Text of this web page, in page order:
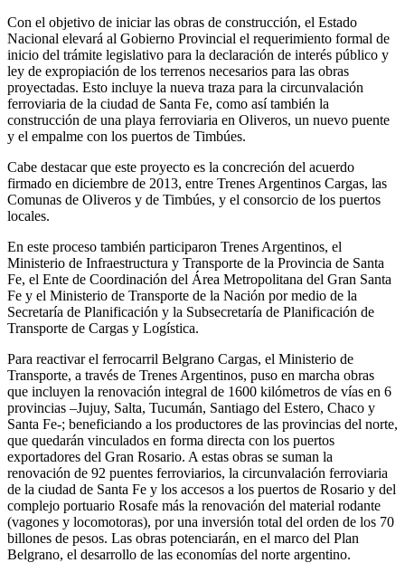
Con el objetivo de iniciar las obras de construcción, el Estado
Nacional elevará al Gobierno Provincial el requerimiento formal de
inicio del trámite legislativo para la declaración de interés público y
ley de expropiación de los terrenos necesarios para las obras
proyectadas. Esto incluye la nueva traza para la circunvalación
ferroviaria de la ciudad de Santa Fe, como así también la
construcción de una playa ferroviaria en Oliveros, un nuevo puente
y el empalme con los puertos de Timbúes.
Cabe destacar que este proyecto es la concreción del acuerdo
firmado en diciembre de 2013, entre Trenes Argentinos Cargas, las
Comunas de Oliveros y de Timbúes, y el consorcio de los puertos
locales.
En este proceso también participaron Trenes Argentinos, el
Ministerio de Infraestructura y Transporte de la Provincia de Santa
Fe, el Ente de Coordinación del Área Metropolitana del Gran Santa
Fe y el Ministerio de Transporte de la Nación por medio de la
Secretaría de Planificación y la Subsecretaría de Planificación de
Transporte de Cargas y Logística.
Para reactivar el ferrocarril Belgrano Cargas, el Ministerio de
Transporte, a través de Trenes Argentinos, puso en marcha obras
que incluyen la renovación integral de 1600 kilómetros de vías en 6
provincias –Jujuy, Salta, Tucumán, Santiago del Estero, Chaco y
Santa Fe-; beneficiando a los productores de las provincias del norte,
que quedarán vinculados en forma directa con los puertos
exportadores del Gran Rosario. A estas obras se suman la
renovación de 92 puentes ferroviarios, la circunvalación ferroviaria
de la ciudad de Santa Fe y los accesos a los puertos de Rosario y del
complejo portuario Rosafe más la renovación del material rodante
(vagones y locomotoras), por una inversión total del orden de los 70
billones de pesos. Las obras potenciarán, en el marco del Plan
Belgrano, el desarrollo de las economías del norte argentino.